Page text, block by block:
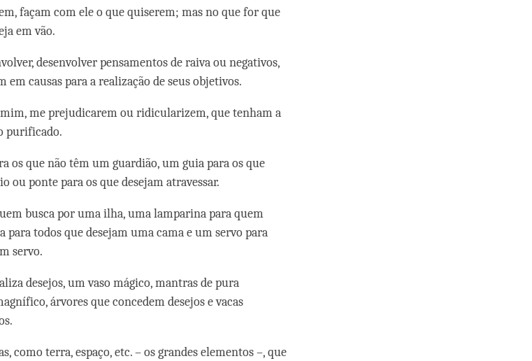
façam com ele o que quiserem; mas no que for que
em vão.
desenvolver pensamentos de raiva ou negativos,
em causas para a realização de seus objetivos.
me prejudicarem ou ridicularizem, que tenham a
purificado.
os que não têm um guardião, um guia para os que
ou ponte para os que desejam atravessar.
busca por uma ilha, uma lamparina para quem
para todos que desejam uma cama e um servo para
servo.
desejos, um vaso mágico, mantras de pura
árvores que concedem desejos e vacas
como terra, espaço, etc. – os grandes elementos –, que